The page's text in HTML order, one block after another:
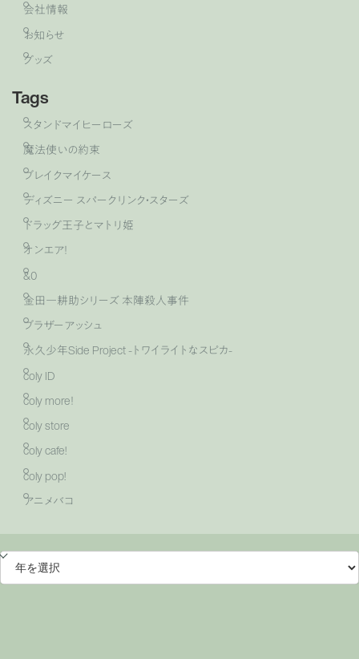
会社情報
お知らせ
グッズ
Tags
スタンドマイヒーローズ
魔法使いの約束
ブレイクマイケース
ディズニー スパークリンク・スターズ
ドラッグ王子とマトリ姫
オンエア！
&0
金田一耕助シリーズ 本陣殺人事件
ブラザーアッシュ
永久少年Side Project -トワイライトなスピカ-
coly ID
coly more！
coly store
coly cafe!
coly pop!
アニメバコ